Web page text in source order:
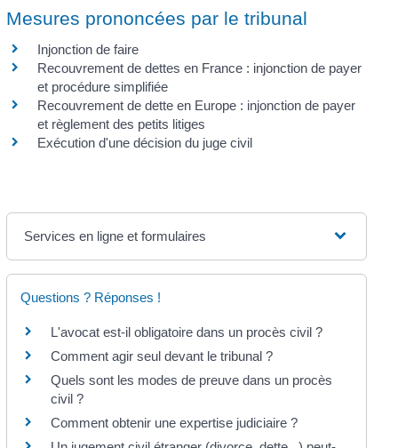
Mesures prononcées par le tribunal
Injonction de faire
Recouvrement de dettes en France : injonction de payer
et procédure simplifiée
Recouvrement de dette en Europe : injonction de payer
et règlement des petits litiges
Exécution d'une décision du juge civil
Services en ligne et formulaires
Questions ? Réponses !
L'avocat est-il obligatoire dans un procès civil ?
Comment agir seul devant le tribunal ?
Quels sont les modes de preuve dans un procès
civil ?
Comment obtenir une expertise judiciaire ?